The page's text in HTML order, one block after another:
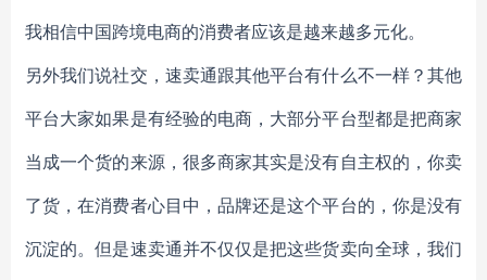
我相信中国跨境电商的消费者应该是越来越多元化。
另外我们说社交，速卖通跟其他平台有什么不一样？其他
平台大家如果是有经验的电商，大部分平台型都是把商家
当成一个货的来源，很多商家其实是没有自主权的，你卖
了货，在消费者心目中，品牌还是这个平台的，你是没有
沉淀的。但是速卖通并不仅仅是把这些货卖向全球，我们